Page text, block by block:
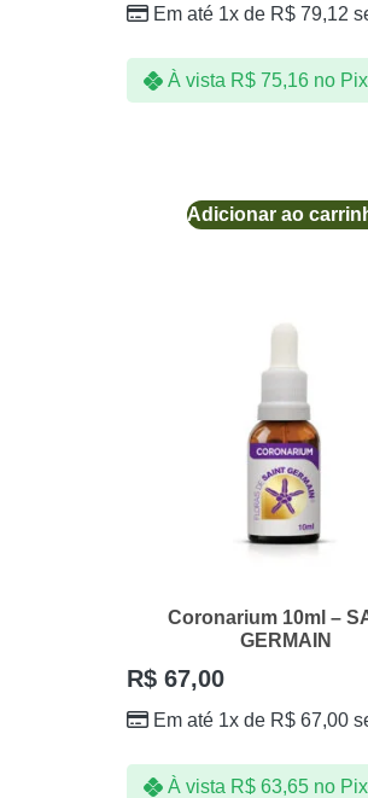
Em até 1x de R$ 79,12
À vista R$75,16 no Pix
Adicionar ao
Coronarium 10ml –
GERMAIN
R$ 67,00
Em até 1x de R$ 67,00
À vista R$63,65 no Pix